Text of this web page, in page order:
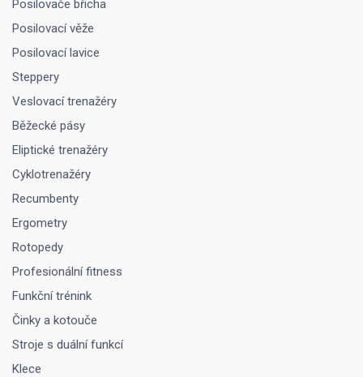
Posilovače břicha
Posilovací věže
Posilovací lavice
Steppery
Veslovací trenažéry
Běžecké pásy
Eliptické trenažéry
Cyklotrenažéry
Recumbenty
Ergometry
Rotopedy
Profesionální fitness
Funkční trénink
Činky a kotouče
Stroje s duální funkcí
Klece